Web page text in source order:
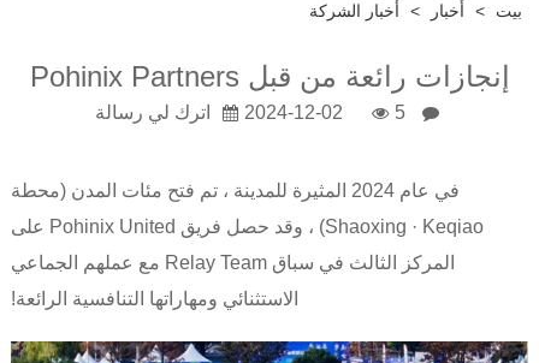
بيت > أخبار > أخبار الشركة
إنجازات رائعة من قبل Pohinix Partners
2024-12-02 5 اترك لي رسالة
في عام 2024 المثيرة للمدينة ، تم فتح مئات المدن (محطة
Shaoxing · Keqiao) ، وقد حصل فريق Pohinix United على
المركز الثالث في سباق Relay Team مع عملهم الجماعي
الاستثنائي ومهاراتها التنافسية الرائعة!